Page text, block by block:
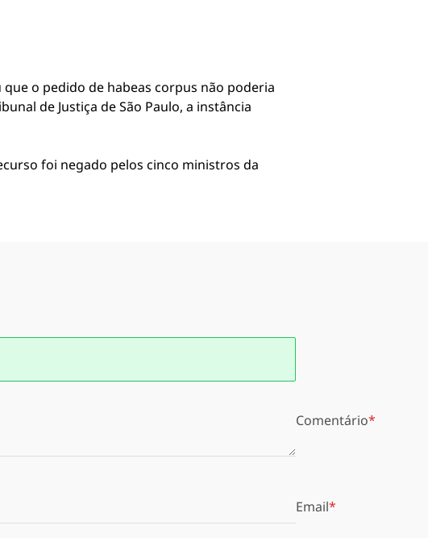
o pedido de habeas corpus não poderia
de Justiça de São Paulo, a instância
foi negado pelos cinco ministros da
Comentário
Email